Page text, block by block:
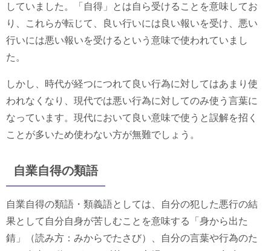
していました。「自得」とは自ら受けることを意味してお
り、これらが転じて、良い行いには良い報いを受け、悪い
行いには悪い報いを受けるという意味で使われていまし
た。
しかし、時代が経つにつれて良い行為に対してはあまり使
われなくなり、現代では悪い行為に対してのみ使う言葉に
なっています。現代において良い意味で使うと誤解を招く
ことが多いため使わない方が無難でしょう。
自業自得の類語
自業自得の類語・類義語としては、自分の犯した悪行の結
果として自分自身が苦しむことを意味する「身から出た
錆」（読み方：みからでたさび）、自分の言葉や行為のた